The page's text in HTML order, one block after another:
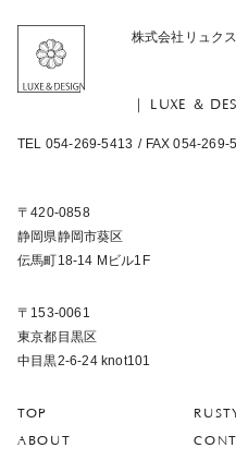
株式会社リュク
｜ LUXE ＆
TEL 054-269-5413 / FAX 054-269-
〒420-0858
静岡県静岡市葵区
伝馬町18-14 Mビル1F
〒153-0061
東京都目黒区
中目黒2-6-24 knot101
TOP
ABOUT